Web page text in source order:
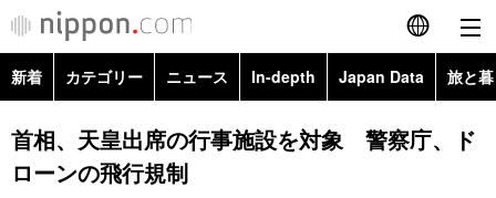
English
简体字
新着 カテゴリー ニュース In-depth Japan Data 旅と
政治・外交
経済・ビジネス
Topics
首相、天皇出席の行事施設を対象 警察庁、ド
ローンの飛行規制